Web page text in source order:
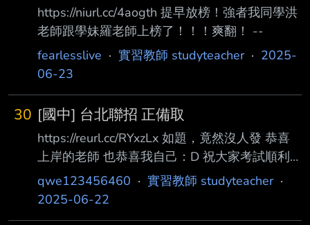
https://niurl.cc/4aogth 提早放榜！強者我同學洪
老師跟學妹羅老師上榜了！！！爽翻！ --
fearlesslive · 實習教師 studyteacher· 2025-
06-23
30 [國中] 台北聯招 正備取
https://reurl.cc/RYxzLx 如題，竟然沒人發 恭喜
上岸的老師 也恭喜我自己：D 祝大家考試順利
最近聽到一個老師分享 以前考上叫上岸 現在考
上叫擱淺 -- 笑鼠 我原本打算今年沒考上先去科
qwe123456460 · 實習教師 studyteacher·
2025-06-22